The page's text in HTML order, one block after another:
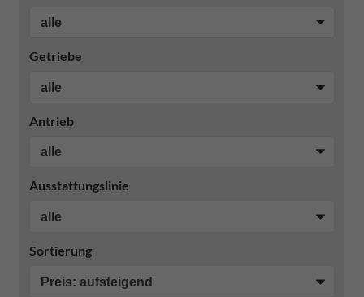
Getriebe
Antrieb
Ausstattungslinie
Sortierung